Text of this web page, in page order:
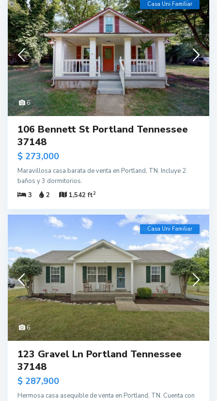
6
Casa Uni Familiar
106 Bennett St Portland Tennessee
37148
$ 273,000
Maravillosa casa barata de venta en Portland, TN. Incluye 2
baños y 3 dormitorios.
3
2 1,542 ft2
6
Casa Uni Familiar
123 Gravel Ln Portland Tennessee
37148
$ 287,900
Hermosa casa asequible de venta en Portland, TN. Cuenta con